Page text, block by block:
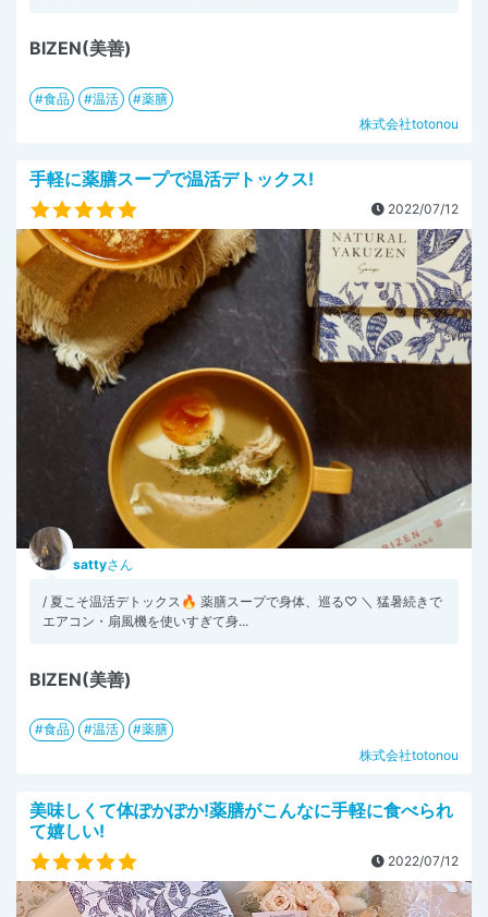
BIZEN(美善)
食品 温活
薬膳
株式会社totonou
手軽に薬膳スープで温活デトックス!
2022/07/12
sattyさん
/ 夏こそ温活デトックス🔥 薬膳スープで身体、巡る♡ ＼ 猛暑続きで
エアコン・扇風機を使いすぎて身...
BIZEN(美善)
食品 温活
薬膳
株式会社totonou
美味しくて体ぽかぽか!薬膳がこんなに手軽に食べられ
て嬉しい!
2022/07/12